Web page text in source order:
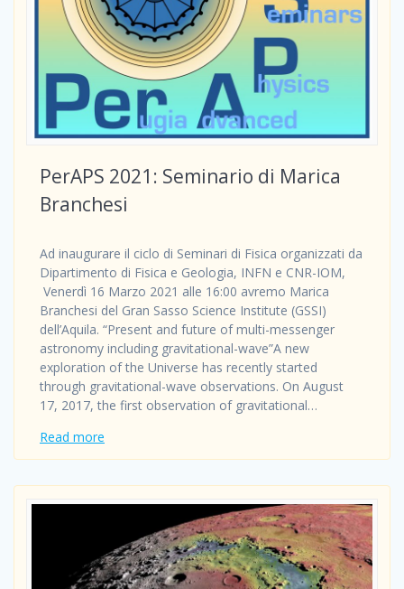
PerAPS 2021: Seminario di Marica
Branchesi
Ad inaugurare il ciclo di Seminari di Fisica organizzati da
Dipartimento di Fisica e Geologia, INFN e CNR-IOM,
Venerdì 16 Marzo 2021 alle 16:00 avremo Marica
Branchesi del Gran Sasso Science Institute (GSSI)
dell’Aquila. “Present and future of multi-messenger
astronomy including gravitational-wave”A new
exploration of the Universe has recently started
through gravitational-wave observations. On August
17, 2017, the first observation of gravitational…
Read more